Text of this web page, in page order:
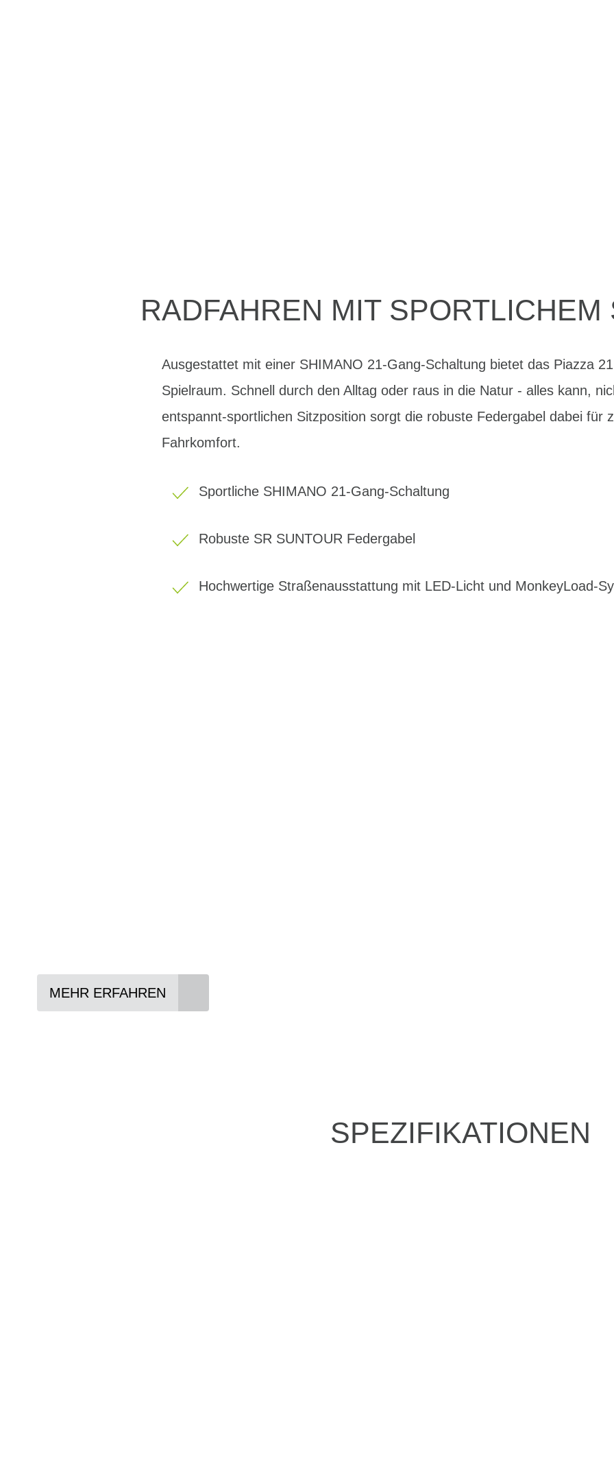
RADFAHREN MIT SPORTLICHEM
Ausgestattet mit einer SHIMANO 21-Gang-Schaltung bietet das Piazza
Spielraum. Schnell durch den Alltag oder raus in die Natur - alles kann,
entspannt-sportlichen Sitzposition sorgt die robuste Federgabel dabei für
Fahrkomfort.
Sportliche SHIMANO 21-Gang-Schaltung
Robuste SR SUNTOUR Federgabel
Hochwertige Straßenausstattung mit LED-Licht und MonkeyLoad-
MEHR ERFAHREN
SPEZIFIKATIONEN